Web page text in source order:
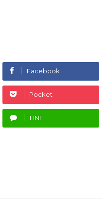
Facebook
Pocket
LINE